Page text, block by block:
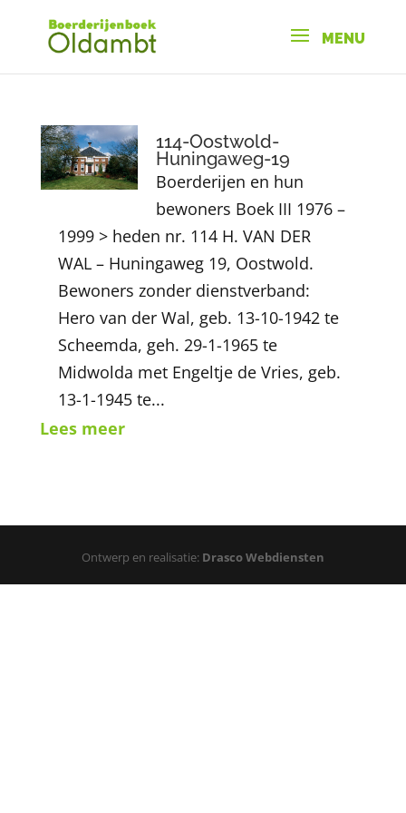
114-Oostwold-
Huningaweg-19
Boerderijen en hun
bewoners Boek III 1976 –
1999 > heden nr. 114 H. VAN DER
WAL – Huningaweg 19, Oostwold.
Bewoners zonder dienstverband:
Hero van der Wal, geb. 13-10-1942 te
Scheemda, geh. 29-1-1965 te
Midwolda met Engeltje de Vries, geb.
13-1-1945 te...
Lees meer
Ontwerp en realisatie: Drasco Webdiensten